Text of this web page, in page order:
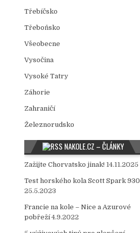
Třebíčsko
Třeboňsko
Všeobecne
Vysočina
Vysoké Tatry
Záhorie
Zahraničí
Železnorudsko
NAKOLE.CZ – ČLÁNKY
Zažijte Chorvatsko jinak! 14.11.2025
Test horského kola Scott Spark 930
25.5.2023
Francie na kole – Nice a Azurové
pobřeží 4.9.2022